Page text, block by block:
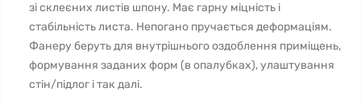
зі склеєних листів шпону. Має гарну міцність і
стабільність листа. Непогано пручається деформаціям.
Фанеру беруть для внутрішнього оздоблення приміщень,
формування заданих форм (в опалубках), улаштування
стін/підлог і так далі.